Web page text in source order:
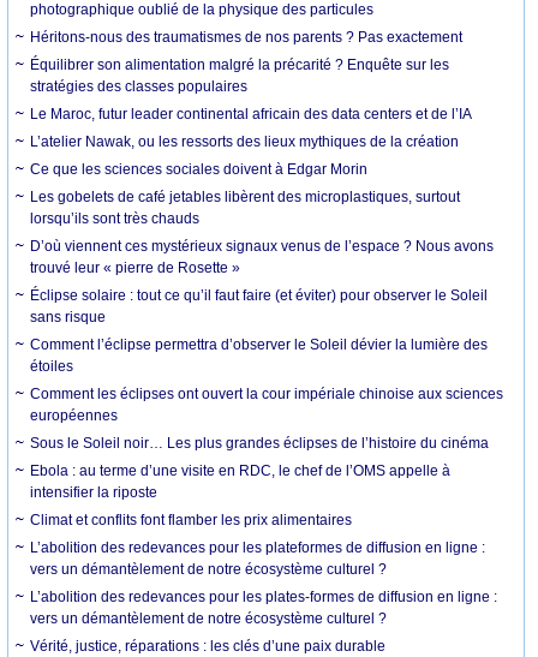
photographique oublié de la physique des particules
Héritons-nous des traumatismes de nos parents ? Pas exactement
Équilibrer son alimentation malgré la précarité ? Enquête sur les
stratégies des classes populaires
Le Maroc, futur leader continental africain des data centers et de l’IA
L’atelier Nawak, ou les ressorts des lieux mythiques de la création
Ce que les sciences sociales doivent à Edgar Morin
Les gobelets de café jetables libèrent des microplastiques, surtout
lorsqu’ils sont très chauds
D’où viennent ces mystérieux signaux venus de l’espace ? Nous avons
trouvé leur « pierre de Rosette »
Éclipse solaire : tout ce qu’il faut faire (et éviter) pour observer le Soleil
sans risque
Comment l’éclipse permettra d’observer le Soleil dévier la lumière des
étoiles
Comment les éclipses ont ouvert la cour impériale chinoise aux sciences
européennes
Sous le Soleil noir… Les plus grandes éclipses de l’histoire du cinéma
Ebola : au terme d’une visite en RDC, le chef de l’OMS appelle à
intensifier la riposte
Climat et conflits font flamber les prix alimentaires
L’abolition des redevances pour les plateformes de diffusion en ligne :
vers un démantèlement de notre écosystème culturel ?
L’abolition des redevances pour les plates-formes de diffusion en ligne :
vers un démantèlement de notre écosystème culturel ?
Vérité, justice, réparations : les clés d’une paix durable